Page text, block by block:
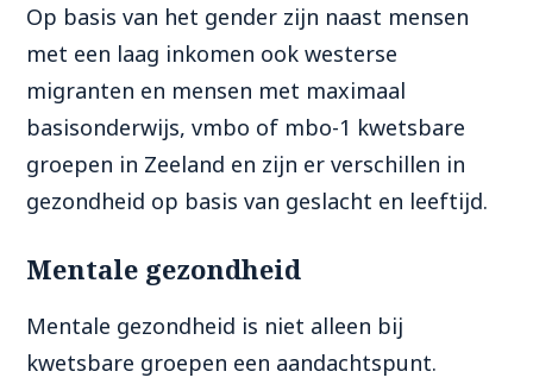
Op basis van het gender zijn naast mensen
met een laag inkomen ook westerse
migranten en mensen met maximaal
basisonderwijs, vmbo of mbo-1 kwetsbare
groepen in Zeeland en zijn er verschillen in
gezondheid op basis van geslacht en leeftijd.
Mentale gezondheid
Mentale gezondheid is niet alleen bij
kwetsbare groepen een aandachtspunt.